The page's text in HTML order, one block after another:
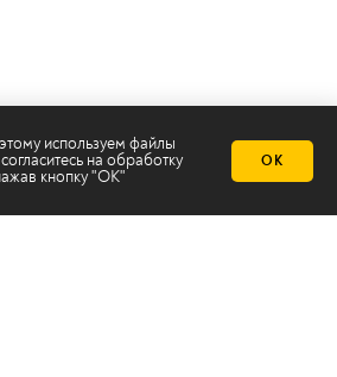
используем файлы
на обработку
кнопку "ОК"
ОК